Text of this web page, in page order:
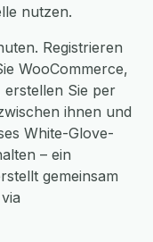
nutzen.
Registrieren
WooCommerce,
erstellen Sie per
ihnen und
White-Glove-
– ein
gemeinsam